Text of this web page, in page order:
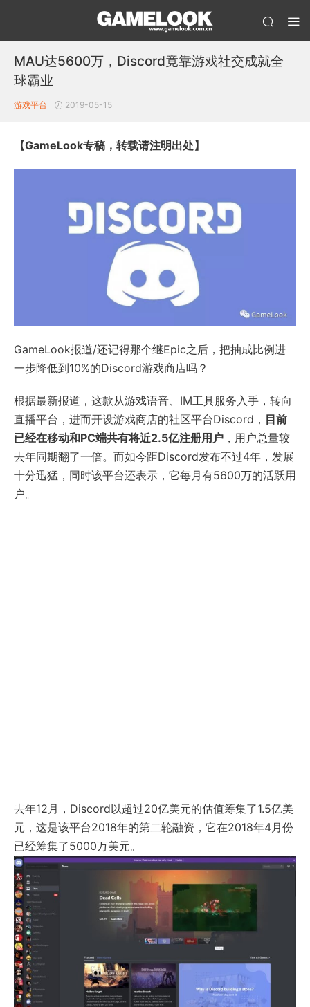
MAU达5600万，Discord竟靠游戏社交成就全
球霸业
游戏平台 2019-05-15
【GameLook专稿，转载请注明出处】
GameLook报道/还记得那个继Epic之后，把抽成比例进
一步降低到10%的Discord游戏商店吗？
根据最新报道，这款从游戏语音、IM工具服务入手，转向
直播平台，进而开设游戏商店的社区平台Discord， 目前
已经在移动和PC端共有将近2.5亿注册用户 ，用户总量较
去年同期翻了一倍。而如今距Discord发布不过4年，发展
十分迅猛，同时该平台还表示，它每月有5600万的活跃用
户。
去年12月，Discord以超过20亿美元的估值筹集了1.5亿美
元，这是该平台2018年的第二轮融资，它在2018年4月份
已经筹集了5000万美元。